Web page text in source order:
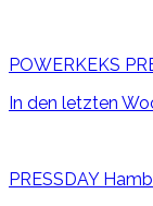
POWERKEKS
In den letzten
PRESSDAY